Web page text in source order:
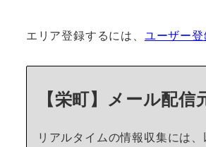
エリア登録するには、 ユーザー
【栄町】メール配信
リアルタイムの情報収集には